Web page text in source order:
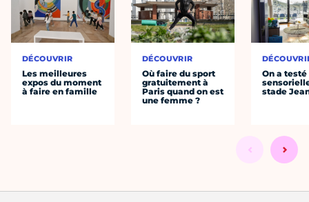
DÉCOUVRIR
Les meilleures
expos du moment
à faire en famille
DÉCOUVRIR
Où faire du sport
gratuitement à
Paris quand on est
une femme ?
On a
stade